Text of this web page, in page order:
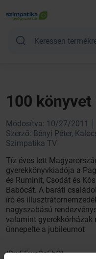
100
Módosítva: 10/27/2011
Szerző: Bényi Péter,
Szimpatika TV
Tíz éves lett
gyerekkönyvkiadója a
és Ruminit, Csodát és
Babócát. A baráti
író és
nagyszabású
valamint gyerekkórházak
ünnepelte a jubileumot
{DwFFwo2eEbQ}